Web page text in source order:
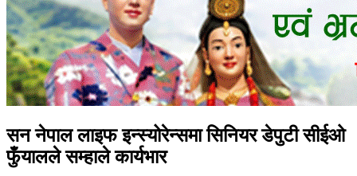
सन नेपाल लाइफ इन्स्योरेन्समा सिनियर डेपुटी सीईओ
फुँयालले सम्हाले कार्यभार